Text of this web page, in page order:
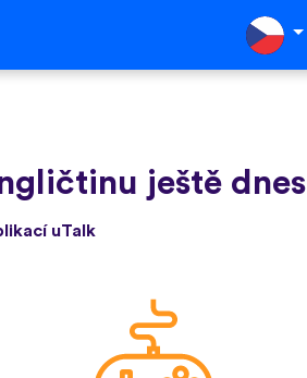
ještě dnes
uTalk